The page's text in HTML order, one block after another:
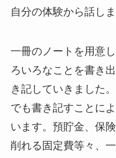
自分の体験から話しま
一冊のノートを用意
ろいろなことを書き
き記していきました
でも書き記すことに
います。預貯金、保
削れる固定費等々、